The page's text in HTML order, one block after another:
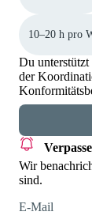
10–20 h pro
Du
der
Wir
sind.
E-Mail